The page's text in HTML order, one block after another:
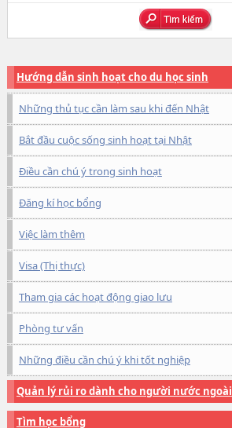
Hướng dẫn sinh hoạt cho du học sinh
Những thủ tục cần làm sau khi đến Nhật
Bắt đầu cuộc sống sinh hoạt tại Nhật
Điều cần chú ý trong sinh hoạt
Đăng kí học bổng
Việc làm thêm
Visa (Thị thực)
Tham gia các hoạt động giao lưu
Phòng tư vấn
Những điều cần chú ý khi tốt nghiệp
Quản lý rủi ro dành cho người nước ngoài
Tìm học bổng